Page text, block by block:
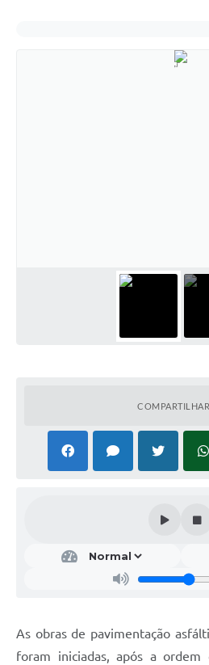
COMPARTILHAR
As obras de pavimentação
foram iniciadas, após a ordem